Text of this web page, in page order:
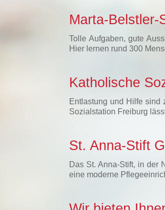
Marta-Belstler-
Tolle Aufgaben, gute
Hier lernen rund 300
Katholische
Entlastung und Hilfe sind
Sozialstation Freiburg
St. Anna-Stift
Das St. Anna-Stift, in der
eine moderne